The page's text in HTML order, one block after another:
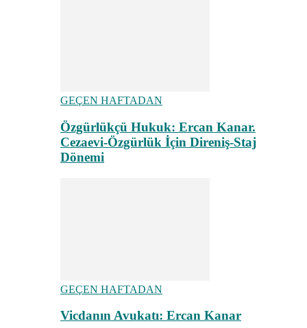
GEÇEN HAFTADAN
Özgürlükçü Hukuk: Ercan Kanar.
Cezaevi-Özgürlük İçin Direniş-Staj
Dönemi
GEÇEN HAFTADAN
Vicdanın Avukatı: Ercan Kanar